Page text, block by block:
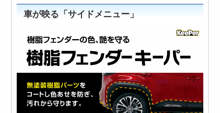
車が映る「サイドメニュー」